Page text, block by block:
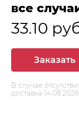
все
33.10
Заказать
В случае
доставка 14.08.2026